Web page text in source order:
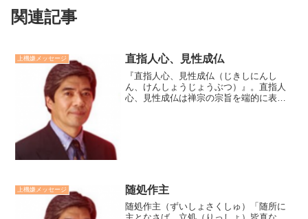
関連記事
上機嫌メッセージ 直指人心、見性成仏
『直指人心、見性成仏（じきしにんし
ん、けんしょうじょうぶつ）』。直指人
心、見性成仏は禅宗の宗旨を端的に表す
上機嫌メッセージ 随処作主
随処作主（ずいしょさくしゅ）「随所に